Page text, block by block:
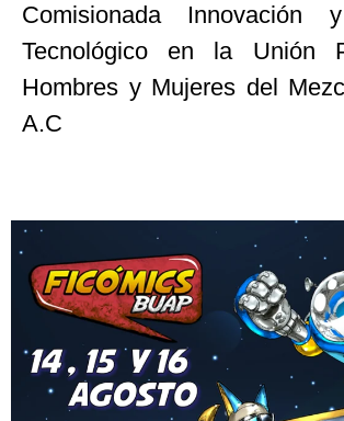
Comisionada Innovación
Tecnológico en la Unión
Hombres y Mujeres del
A.C